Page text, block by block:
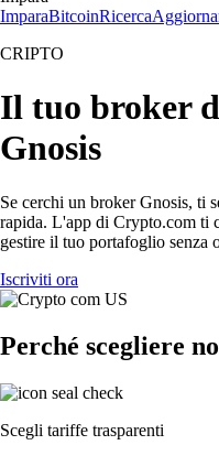
ImparaBitcoinRicerca
CRIPTO
Il tuo broker
Gnosis
Se cerchi un broker Gnosis, ti
rapida. L'app di Crypto.com ti
gestire il tuo portafoglio senza
Iscriviti ora
Perché scegliere
Scegli tariffe trasparenti